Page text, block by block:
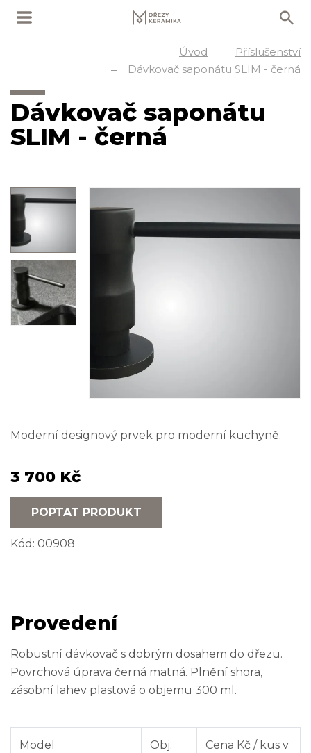
Úvod
Příslušenství
Dávkovač saponátu SLIM - černá
Dávkovač saponátu
SLIM - černá
Moderní designový prvek pro moderní kuchyně.
3 700 Kč
POPTAT PRODUKT
Kód: 00908
Provedení
Robustní dávkovač s dobrým dosahem do dřezu.
Povrchová úprava černá matná. Plnění shora,
zásobní lahev plastová o objemu 300 ml.
Model
Obj.
Cena Kč / kus v